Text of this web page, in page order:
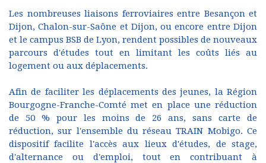
Les nombreuses liaisons ferroviaires entre Besançon et
Dijon, Chalon-sur-Saône et Dijon, ou encore entre Dijon
et le campus BSB de Lyon, rendent possibles de nouveaux
parcours d'études tout en limitant les coûts liés au
logement ou aux déplacements.
Afin de faciliter les déplacements des jeunes, la Région
Bourgogne-Franche-Comté met en place une réduction
de 50 % pour les moins de 26 ans, sans carte de
réduction, sur l'ensemble du réseau TRAIN Mobigo. Ce
dispositif facilite l'accès aux lieux d'études, de stage,
d'alternance ou d'emploi, tout en contribuant à